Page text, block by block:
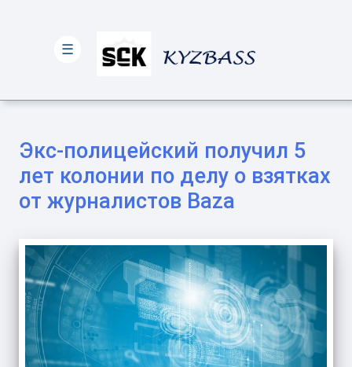
Экс-полицейский получил 5
лет колонии по делу о взятках
от журналистов Baza
☰